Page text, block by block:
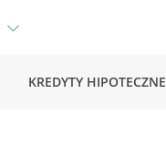
KREDYTY HIPOTECZNE